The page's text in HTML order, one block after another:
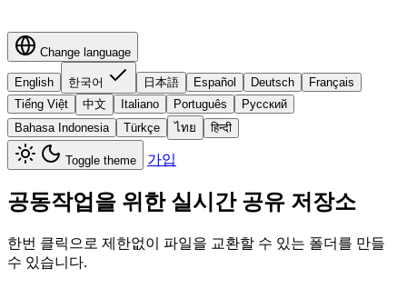
Change language
English 한국어 日本語 Español Deutsch
Français
Tiếng Việt
中文 Italiano Português
Русский
Bahasa Indonesia
Türkçe ไทย हिन्दी
Toggle theme 가입
공동작업을 위한 실시간 공유 저장소
한번 클릭으로 제한없이 파일을 교환할 수 있는 폴더를 만들
수 있습니다.